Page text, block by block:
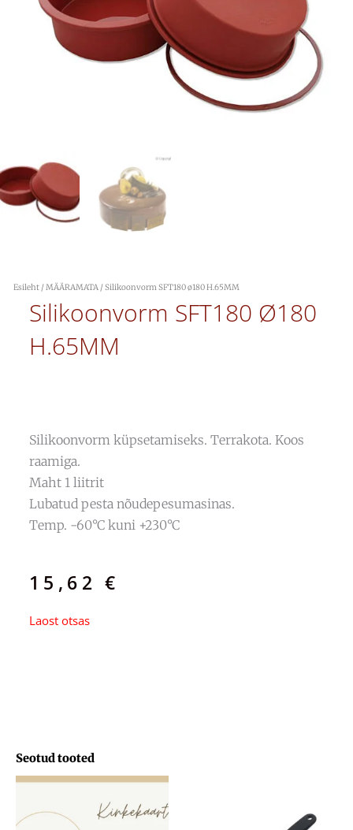
Esileht /MÄÄRAMATA / Silikoonvorm SFT180 ø180 H.65MM
Silikoonvorm SFT180 Ø180
H.65MM
Silikoonvorm küpsetamiseks. Terrakota. Koos
raamiga.
Maht 1 liitrit
Lubatud pesta nõudepesumasinas.
Temp. -60°C kuni +230°C
15,62€
Laost otsas
Seotud tooted
Hinnavahemik:
kuni
103,33 €